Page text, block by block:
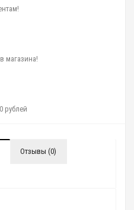
магазина!
рублей
Отзывы (0)